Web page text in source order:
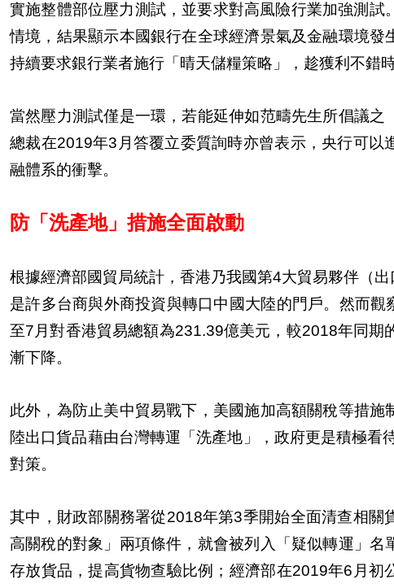
實施整體部位壓力測試，並要求對高風險行業加強測
情境，結果顯示本國銀行在全球經濟景氣及金融環境
持續要求銀行業者施行「晴天儲糧策略」，趁獲利不錯
當然壓力測試僅是一環，若能延伸如范疇先生所倡議
總裁在2019年3月答覆立委質詢時亦曾表示，央行可
融體系的衝擊。
防「洗產地」措施全面啟動
根據經濟部國貿局統計，香港乃我國第4大貿易夥伴（出
是許多台商與外商投資與轉口中國大陸的門戶。然而
至7月對香港貿易總額為231.39億美元，較2018年同
漸下降。
此外，為防止美中貿易戰下，美國施加高額關稅等措
陸出口貨品藉由台灣轉運「洗產地」，政府更是積極
對策。
其中，財政部關務署從2018年第3季開始全面清查相
高關稅的對象」兩項條件，就會被列入「疑似轉運」
存放貨品，提高貨物查驗比例；經濟部在2019年6月